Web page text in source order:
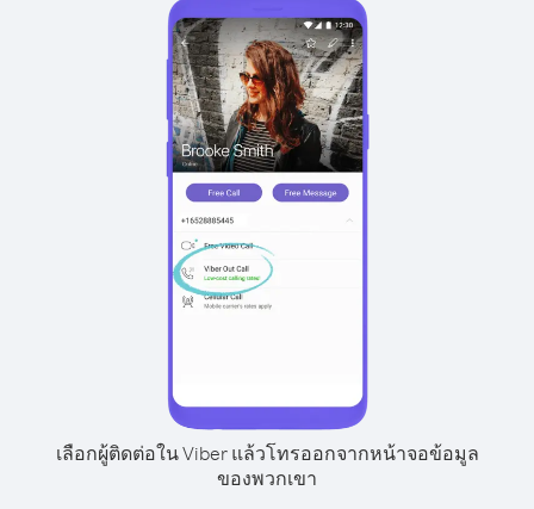
เลือกผู้ติดต่อใน Viber แล้วโทรออกจากหน้าจอข้อมูล
ของพวกเขา